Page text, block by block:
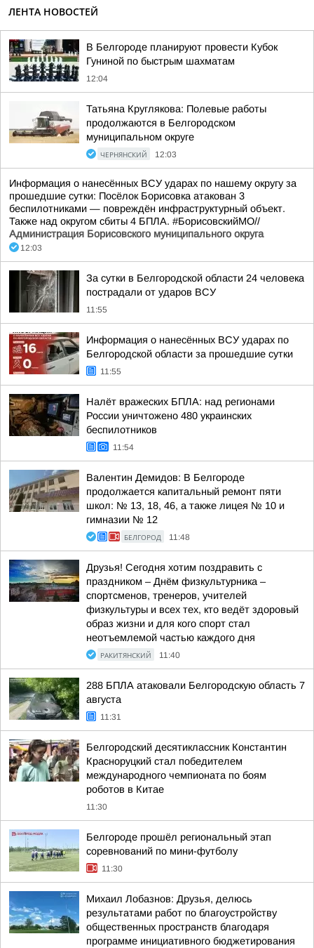
ЛЕНТА НОВОСТЕЙ
В Белгороде планируют провести Кубок
Гуниной по быстрым шахматам
12:04
Татьяна Круглякова: Полевые работы
продолжаются в Белгородском
муниципальном округе
ЧЕРНЯНСКИЙ 12:03
Информация о нанесённых ВСУ ударах по нашему округу за
прошедшие сутки: Посёлок Борисовка атакован 3
беспилотниками — повреждён инфраструктурный объект.
Также над округом сбиты 4 БПЛА. #БорисовскийМО//
Администрация Борисовского муниципального округа
12:03
За сутки в Белгородской области 24 человека
пострадали от ударов ВСУ
11:55
Информация о нанесённых ВСУ ударах по
Белгородской области за прошедшие сутки
11:55
Налёт вражеских БПЛА: над регионами
России уничтожено 480 украинских
беспилотников
11:54
Валентин Демидов: В Белгороде
продолжается капитальный ремонт пяти
школ: № 13, 18, 46, а также лицея № 10 и
гимназии № 12
БЕЛГОРОД 11:48
Друзья! Сегодня хотим поздравить с
праздником – Днём физкультурника –
спортсменов, тренеров, учителей
физкультуры и всех тех, кто ведёт здоровый
образ жизни и для кого спорт стал
неотъемлемой частью каждого дня
РАКИТЯНСКИЙ 11:40
288 БПЛА атаковали Белгородскую область 7
августа
11:31
Белгородский десятиклассник Константин
Красноруцкий стал победителем
международного чемпионата по боям
роботов в Китае
11:30
Белгороде прошёл региональный этап
соревнований по мини-футболу
11:30
Михаил Лобазнов: Друзья, делюсь
результатами работ по благоустройству
общественных пространств благодаря
программе инициативного бюджетирования